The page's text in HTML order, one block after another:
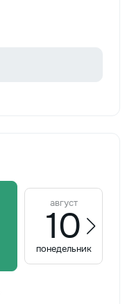
август
10
понедельник